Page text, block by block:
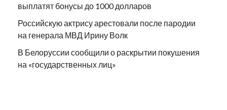
выплатят бонусы до 1000 долларов
Российскую актрису арестовали после пародии
на генерала МВД Ирину Волк
В Белоруссии сообщили о раскрытии покушения
на «государственных лиц»